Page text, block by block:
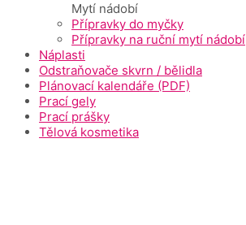
Mytí nádobí
Přípravky do myčky
Přípravky na ruční mytí nádobí
Náplasti
Odstraňovače skvrn / bělidla
Plánovací kalendáře (PDF)
Prací gely
Prací prášky
Tělová kosmetika